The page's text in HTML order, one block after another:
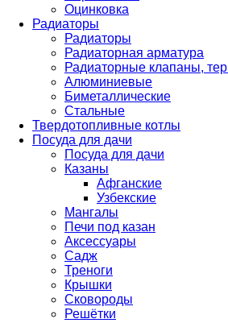
Оцинковка
Радиаторы
Радиаторы
Радиаторная арматура
Радиаторные клапаны,
Алюминиевые
Биметаллические
Стальные
Твердотопливные котлы
Посуда для дачи
Посуда для дачи
Казаны
Афганские
Узбекские
Мангалы
Печи под казан
Аксессуары
Садж
Треноги
Крышки
Сковороды
Решётки